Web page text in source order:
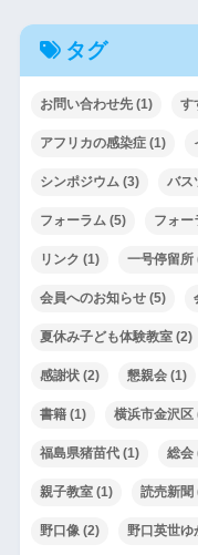
タグ
お問い合わせ先(1) す
アフリカの感染症(1)
シンポジウム(3) バス
フォーラム(5) フォ
リンク (1) 一号停留所
会員へのお知らせ(5)
夏休み子ども体験教室(2)
感謝状(2) 懇親会(1)
書籍(1) 横浜市金沢区
福島県猪苗代(1) 総会
親子教室(1) 読売新聞
野口像(2) 野口英世ゆ